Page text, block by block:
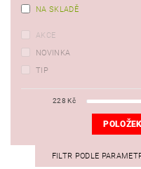
NA SKLADĚ
AKCE
NOVINKA
TIP
228 Kč
FILTR PODLE